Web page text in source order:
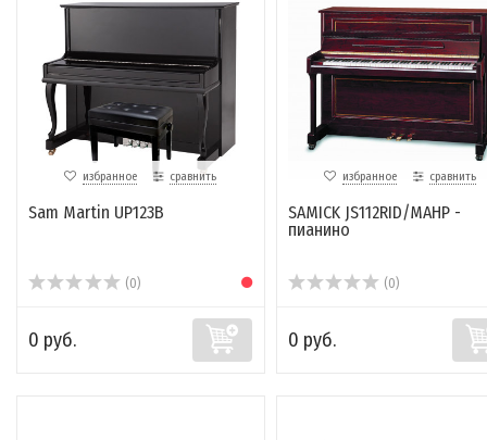
избранное сравнить
Sam Martin UP123B
(0)
0 руб.
избранное сравнить
SAMICK JS112RID/MAHP -
пианино
(0)
0 руб.